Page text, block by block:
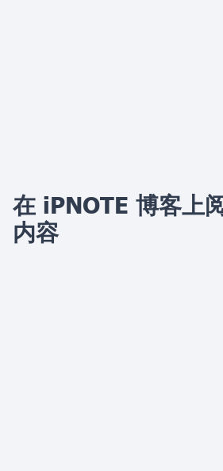
在 iPNOTE 博客上
内容